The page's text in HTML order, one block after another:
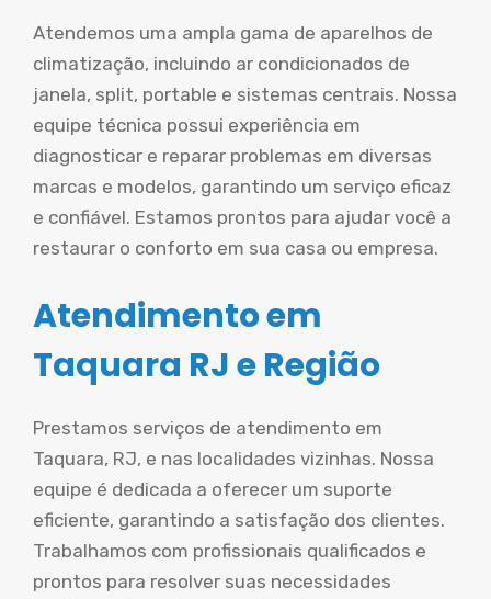
Atendemos uma ampla gama de aparelhos de
climatização, incluindo ar condicionados de
janela, split, portable e sistemas centrais. Nossa
equipe técnica possui experiência em
diagnosticar e reparar problemas em diversas
marcas e modelos, garantindo um serviço eficaz
e confiável. Estamos prontos para ajudar você a
restaurar o conforto em sua casa ou empresa.
Atendimento em
Taquara RJ e Região
Prestamos serviços de atendimento em
Taquara, RJ, e nas localidades vizinhas. Nossa
equipe é dedicada a oferecer um suporte
eficiente, garantindo a satisfação dos clientes.
Trabalhamos com profissionais qualificados e
prontos para resolver suas necessidades